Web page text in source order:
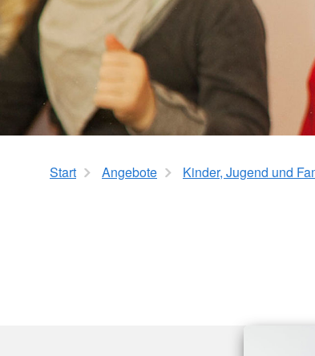
Pflegegradrechner
Geschichte
Start Angebote Kinder, Jugend und